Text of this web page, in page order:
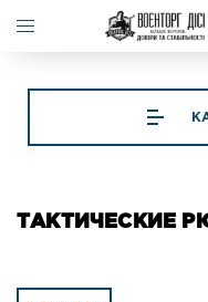
ТАКТИЧЕСКИЕ